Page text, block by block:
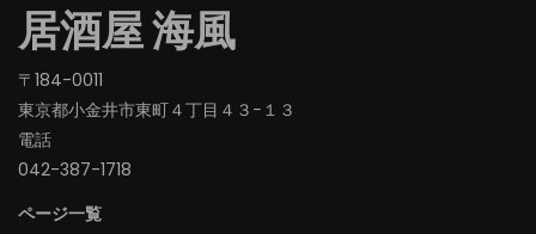
居酒屋 海風
〒184-0011
東京都小金井市東町４丁目４３−１３
電話
042-387-1718‬
ページ一覧